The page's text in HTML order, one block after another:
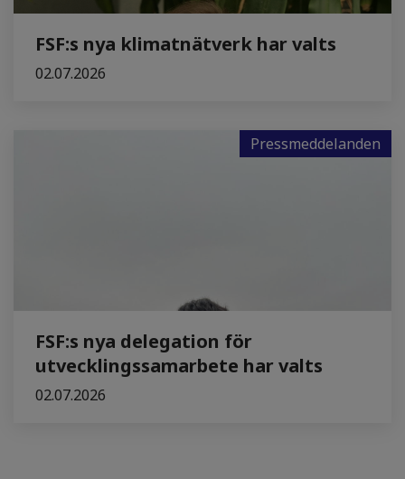
FSF:s nya klimatnätverk har valts
02.07.2026
Pressmeddelanden
FSF:s nya delegation för
utvecklingssamarbete har valts
02.07.2026